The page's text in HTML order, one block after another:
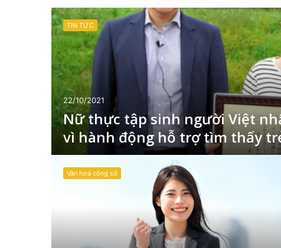
TIN TỨC
22/10/2021
Nữ thực tập sinh người Việt
vì hành động hỗ trợ tìm thấy
Văn hoá công sở